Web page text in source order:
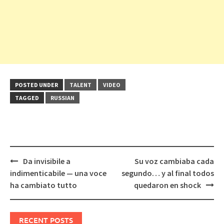
POSTED UNDER TALENT
VIDEO
TAGGED
RUSSIAN
Post
navigation
Da invisibile a
indimenticabile — una voce
ha cambiato tutto
Su voz cambiaba cada
segundo… y al final todos
quedaron en shock
RECENT POSTS